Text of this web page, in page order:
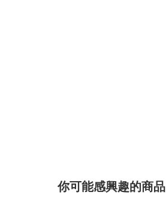
你可能感興趣的商品